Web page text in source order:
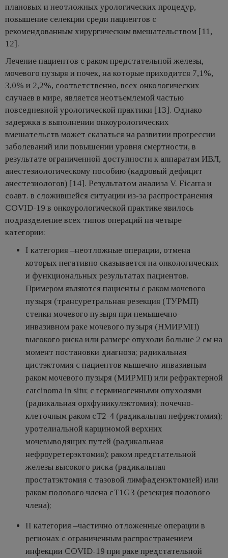
плановых и неотложных урологических процедур,
повышение селекции среди пациентов с
рекомендованным хирургическим вмешательством [11,
12].
Лечение пациентов с раком предстательной железы,
мочевого пузыря и почек, на которые приходится 7,1%,
3,0% и 2,2%, соответственно, всех онкологических
случаев в мире, является неотъемлемой частью
повседневной урологической практики [13]. Однако
задержка в выполнении онкоурологических
вмешательств может сказаться на развитии прогрессии
заболеваний или повышении уровня смертности, в
результате ограниченной доступности к аппаратам ИВЛ,
анестезиологическому пособию (кадровый дефицит
анестезиологов) [14]. Результатом анализа V. Ficarra и
соавт. в сложившейся ситуации из-за распространения
COVID-19 в онкоурологической практике явилось
подразделение всех типов операций на четыре
категории:
I категория –неотложные операции, отмена
которых негативно сказывается на онкологических
и функциональных результатах пациентов.
Примером являются пациенты с раком мочевого
пузыря (трансуретральная резекция (ТУРМП)
стенки мочевого пузыря при немышечно-
инвазивном раке мочевого пузыря (НМИРМП)
высокого риска или размере опухоли больше 2 см на
момент постановки диагноза; радикальная
цистэктомия с пациентов мышечно-инвазивным
раком мочевого пузыря (МИРМП) или рефрактерной
carcinoma in situ; с герминогенными опухолями
(радикальная орхфуникулэктомия); почечно-
клеточным раком cT2-4 (радикальная нефрэктомия);
уротелиальной карциномой верхних
мочевыводящих путей (радикальная
нефроуретерэктомия); раком предстательной
железы высокого риска (радикальная
простатэктомия с тазовой лимфаденэктомией) или
раком полового члена cT1G3 (резекция полового
члена);
II категория –частично отложенные операции в
регионах с ограниченным распространением
инфекции COVID-19 при раке предстательной